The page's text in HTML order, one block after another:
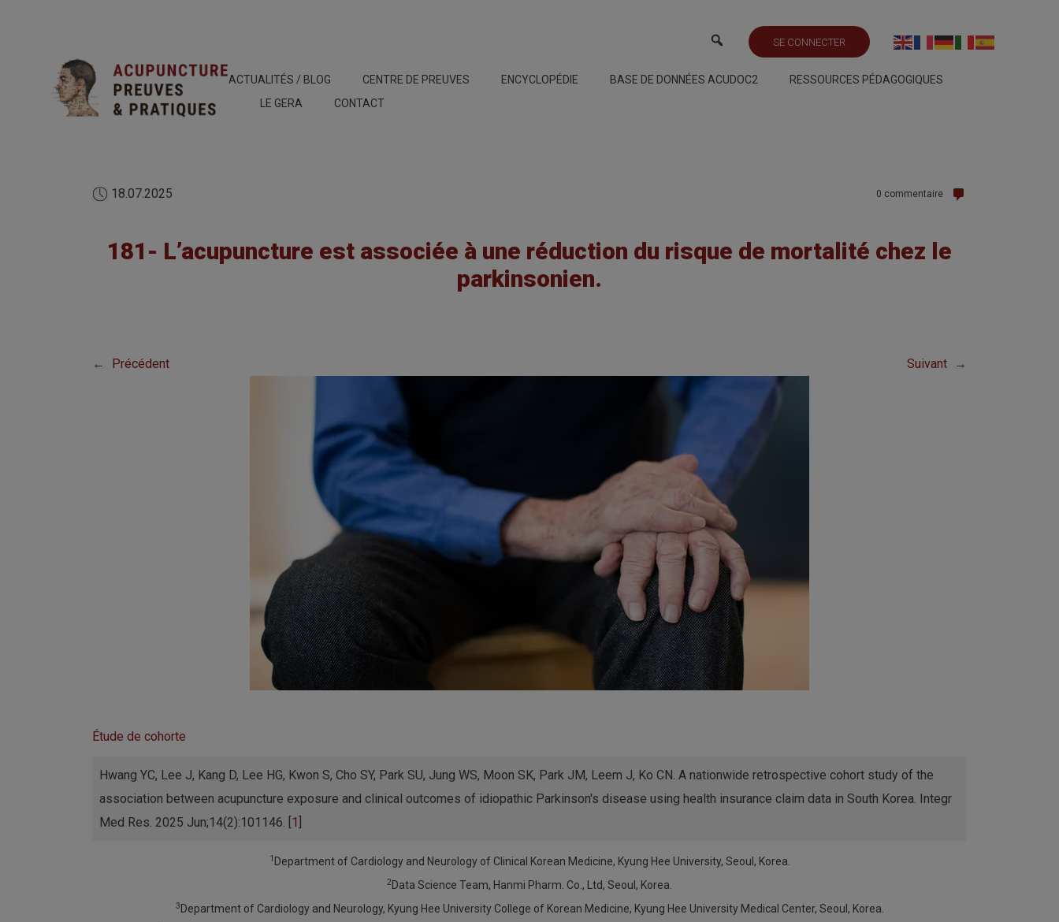
SE CONNECTER
ACTUALITÉS / BLOG CENTRE DE PREUVES ENCYCLOPÉDIE BASE DE DONNÉES ACUDOC2
RESSOURCES PÉDAGOGIQUES
LE GERA
CONTACT
18.07.2025 0 commentaire
181- L’acupuncture est associée à une réduction du risque de mortalité chez le
parkinsonien.
← Précédent Suivant →
Étude de cohorte
Hwang YC, Lee J, Kang D, Lee HG, Kwon S, Cho SY, Park SU, Jung WS, Moon SK, Park JM, Leem J, Ko CN. A nationwide retrospective cohort study of the
association between acupuncture exposure and clinical outcomes of idiopathic Parkinson's disease using health insurance claim data in South Korea. Integr
Med Res. 2025 Jun;14(2):101146. [ 1
1 Department of Cardiology and Neurology of Clinical Korean Medicine, Kyung Hee University, Seoul, Korea.
2Data Science Team, Hanmi Pharm. Co., Ltd, Seoul, Korea.
3 Department of Cardiology and Neurology, Kyung Hee University College of Korean Medicine, Kyung Hee University Medical Center, Seoul, Korea.